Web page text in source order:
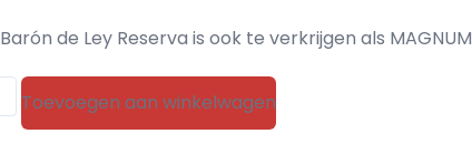
de Ley Reserva is ook te verkrijgen als MAGNUM
Toevoegen aan winkelwagen